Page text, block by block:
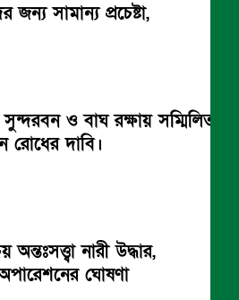
জন্য সামান্য প্রচেষ্টা,
ও বাঘ রক্ষায় সম্মিলিত
রোধের দাবি।
নারী উদ্ধার,
ঘোষণা